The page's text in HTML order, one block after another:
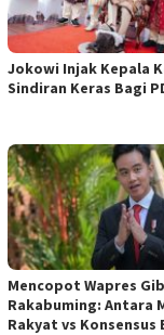
Jokowi Injak Kepala
Sindiran Keras Bagi
Mencopot Wapres
Rakabuming: Antara
Rakyat vs Konsensus